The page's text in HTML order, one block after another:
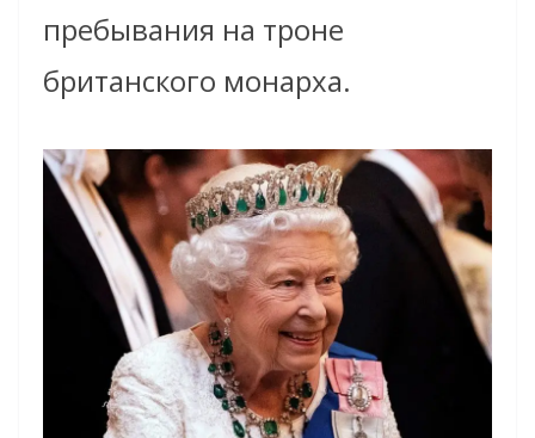
пребывания на троне
британского монарха.